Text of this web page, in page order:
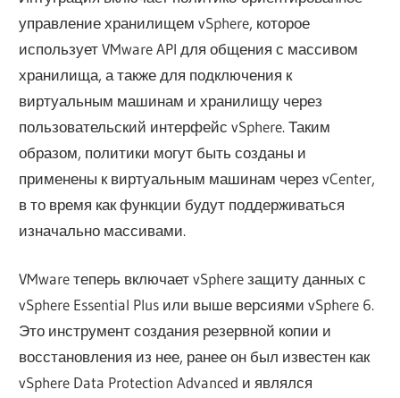
управление хранилищем vSphere, которое
использует VMware API для общения с массивом
хранилища, а также для подключения к
виртуальным машинам и хранилищу через
пользовательский интерфейс vSphere. Таким
образом, политики могут быть созданы и
применены к виртуальным машинам через vCenter,
в то время как функции будут поддерживаться
изначально массивами.
VMware теперь включает vSphere защиту данных с
vSphere Essential Plus или выше версиями vSphere 6.
Это инструмент создания резервной копии и
восстановления из нее, ранее он был известен как
vSphere Data Protection Advanced и являлся